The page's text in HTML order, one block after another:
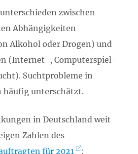
zwischen
Abhängigkeiten
Alkohol oder Drogen) und
(Internet-, Computerspiel-
Suchtprobleme in
häufig unterschätzt.
in Deutschland weit
Zahlen des
für 2021
: